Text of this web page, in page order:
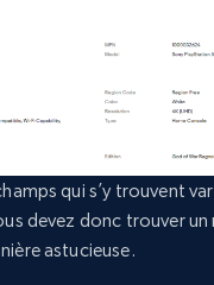
qui s’y trouvent
devez donc trouver un
astucieuse.